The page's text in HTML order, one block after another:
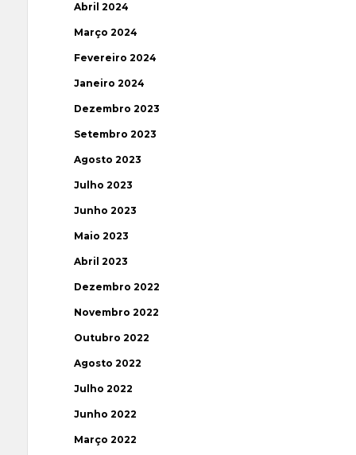
Abril 2024
Março 2024
Fevereiro 2024
Janeiro 2024
Dezembro 2023
Setembro 2023
Agosto 2023
Julho 2023
Junho 2023
Maio 2023
Abril 2023
Dezembro 2022
Novembro 2022
Outubro 2022
Agosto 2022
Julho 2022
Junho 2022
Março 2022